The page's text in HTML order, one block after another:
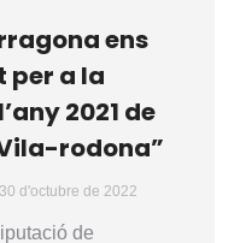
ens
per a la
2021 de
rodona”
30 d'octubre de 2022
de